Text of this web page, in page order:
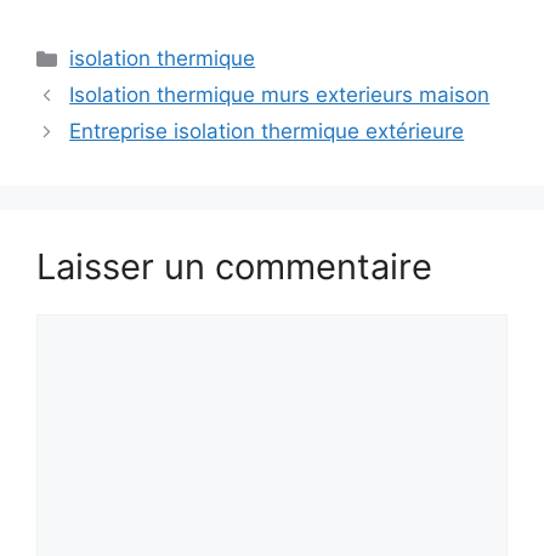
Catégories
isolation thermique
Isolation thermique murs exterieurs maison
Entreprise isolation thermique extérieure
Laisser un commentaire